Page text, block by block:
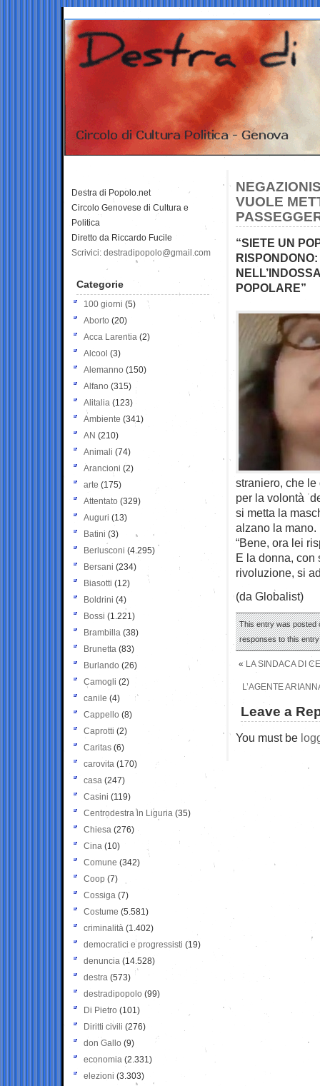
VUOLE
“SIETE UN
POPOLARE”
straniero, che le
per la volontà
si metta la
alzano la mano.
“Bene, ora lei
E la donna,
rivoluzione, si
(da Globalist)
This entry was posted
responses to this
« LA SINDACA DI
L’AGENTE
Leave a
You must be
Destra di Popolo.net
Circolo Genovese di Cultura e
Politica
Diretto da Riccardo Fucile
Scrivici: destradipopolo@gmail.com
Categorie
100 giorni (5)
Aborto (20)
Acca Larentia (2)
Alcool (3)
Alemanno (150)
Alfano (315)
Alitalia (123)
Ambiente (341)
AN (210)
Animali (74)
Arancioni (2)
arte (175)
Attentato (329)
Auguri (13)
Batini (3)
Berlusconi (4.295)
Bersani (234)
Biasotti (12)
Boldrini (4)
Bossi (1.221)
Brambilla (38)
Brunetta (83)
Burlando (26)
Camogli (2)
canile (4)
Cappello (8)
Caprotti (2)
Caritas (6)
carovita (170)
casa (247)
Casini (119)
Centrodestra in Liguria (35)
Chiesa (276)
Cina (10)
Comune (342)
Coop (7)
Cossiga (7)
Costume (5.581)
criminalità (1.402)
democratici e progressisti (19)
denuncia (14.528)
destra (573)
destradipopolo (99)
Di Pietro (101)
Diritti civili (276)
don Gallo (9)
economia (2.331)
elezioni (3.303)